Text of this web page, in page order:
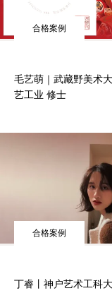
合格案例
毛艺萌｜武藏野美术
艺工业 修士
合格案例
丁睿丨神户艺术工科